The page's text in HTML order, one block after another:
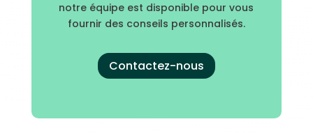
notre équipe est disponible pour vous
fournir des conseils personnalisés.
Contactez-nous